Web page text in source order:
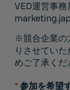
VED運営事務
※競合企業の
りさせてい
めご了承くだ
* 参加を希望